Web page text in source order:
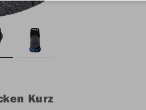
Kurz